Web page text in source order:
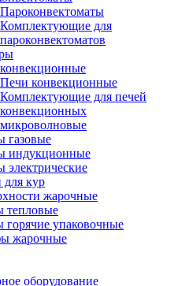
Пароконвектоматы
Комплектующие для
пароконвектоматов
Печи конвекционные
Комплектующие для печей
конвекционных
газовые
индукционные
электрические
для кур
жарочные
тепловые
горячие упаковочные
жарочные
оборудование